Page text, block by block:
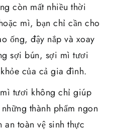
còn mất nhiều thời
mì, bạn chỉ cần cho
ống, đậy nắp và xoay
sợi bún, sợi mì tươi
của cả gia đình.
tươi không chỉ giúp
thành phẩm ngon
an toàn vệ sinh thực